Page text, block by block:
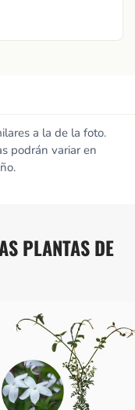
a la de la foto.
podrán variar en
PLANTAS DE